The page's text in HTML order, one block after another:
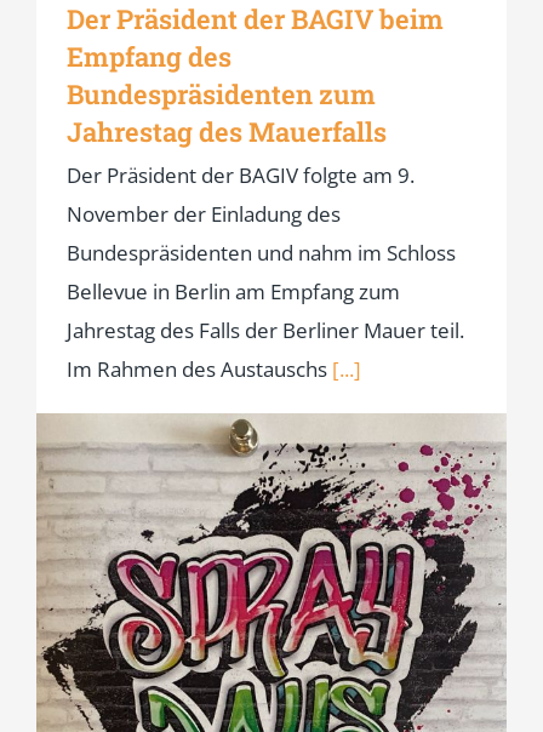
Der Präsident der BAGIV beim
Empfang des
Bundespräsidenten zum
Jahrestag des Mauerfalls
Der Präsident der BAGIV folgte am 9.
November der Einladung des
Bundespräsidenten und nahm im Schloss
Bellevue in Berlin am Empfang zum
Jahrestag des Falls der Berliner Mauer teil.
Im Rahmen des Austauschs [...]